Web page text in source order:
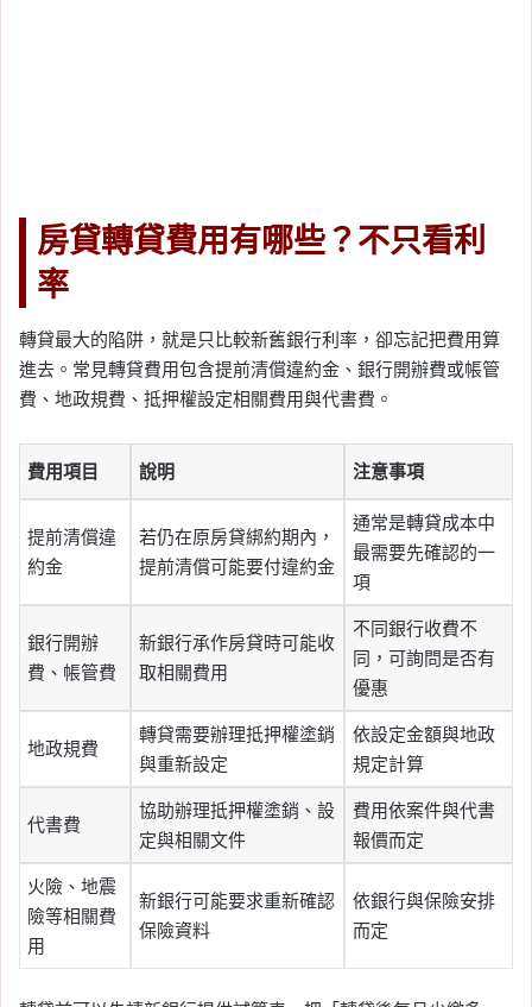
房貸轉貸費用有哪些？不只看利
率
轉貸最大的陷阱，就是只比較新舊銀行利率，卻忘記把費用算
進去。常見轉貸費用包含提前清償違約金、銀行開辦費或帳管
費、地政規費、抵押權設定相關費用與代書費。
費用項目 說明 注意事項
提前清償違
約金
若仍在原房貸綁約期內，
提前清償可能要付違約金
通常是轉貸成本中
最需要先確認的一
項
銀行開辦
費、帳管費
新銀行承作房貸時可能收
取相關費用
不同銀行收費不
同，可詢問是否有
優惠
地政規費
轉貸需要辦理抵押權塗銷
與重新設定
依設定金額與地政
規定計算
代書費
協助辦理抵押權塗銷、設
定與相關文件
費用依案件與代書
報價而定
火險、地震
險等相關費
用
新銀行可能要求重新確認
保險資料
依銀行與保險安排
而定